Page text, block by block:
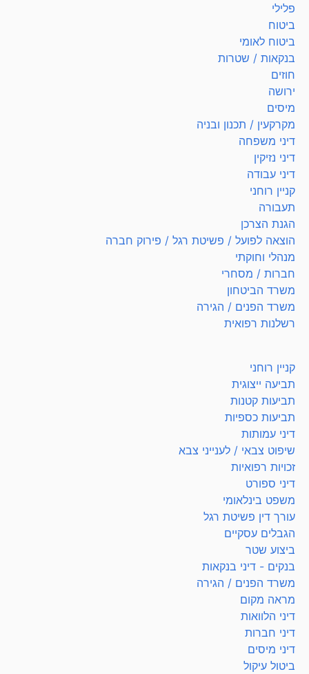
פלילי
ביטוח
ביטוח לאומי
בנקאות / שטרות
חוזים
ירושה
מיסים
מקרקעין / תכנון ובניה
דיני משפחה
דיני נזיקין
דיני עבודה
קניין רוחני
תעבורה
הגנת הצרכן
הוצאה לפועל / פשיטת רגל / פירוק חברה
מנהלי וחוקתי
חברות / מסחרי
משרד הביטחון
משרד הפנים / הגירה
רשלנות רפואית
קניין רוחני
תביעה ייצוגית
תביעות קטנות
תביעות כספיות
דיני עמותות
שיפוט צבאי / לענייני צבא
זכויות רפואיות
דיני ספורט
משפט בינלאומי
עורך דין פשיטת רגל
הגבלים עסקיים
ביצוע שטר
בנקים - דיני בנקאות
משרד הפנים / הגירה
מראה מקום
דיני הלוואות
דיני חברות
דיני מיסים
ביטול עיקול